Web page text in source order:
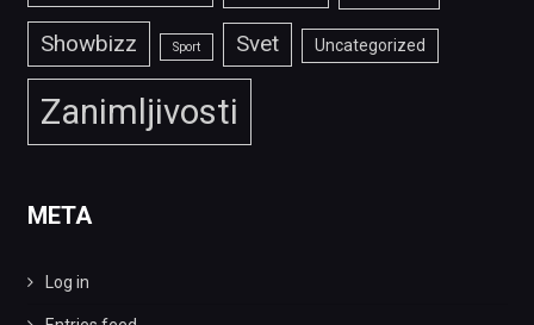
Showbizz Sport Svet Uncategorized
Zanimljivosti
META
Log in